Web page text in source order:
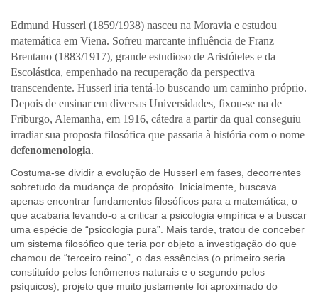
Edmund Husserl (1859/1938) nasceu na Moravia e estudou
matemática em Viena. Sofreu marcante influência de Franz
Brentano (1883/1917), grande estudioso de Aristóteles e da
Escolástica, empenhado na recuperação da perspectiva
transcendente. Husserl iria tentá-lo buscando um caminho próprio.
Depois de ensinar em diversas Universidades, fixou-se na de
Friburgo, Alemanha, em 1916, cátedra a partir da qual conseguiu
irradiar sua proposta filosófica que passaria à história com o nome
defenomenologia.
Costuma-se dividir a evolução de Husserl em fases, decorrentes
sobretudo da mudança de propósito. Inicialmente, buscava
apenas encontrar fundamentos filosóficos para a matemática, o
que acabaria levando-o a criticar a psicologia empírica e a buscar
uma espécie de “psicologia pura”. Mais tarde, tratou de conceber
um sistema filosófico que teria por objeto a investigação do que
chamou de “terceiro reino”, o das essências (o primeiro seria
constituído pelos fenômenos naturais e o segundo pelos
psíquicos), projeto que muito justamente foi aproximado do